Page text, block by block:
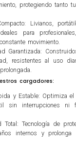
protegiendo tanto
Livianos,
para
movimiento.
Garantizada:
resistentes al uso
cargadores:
y Estable: Optimiza
sin interrupciones ni
Total: Tecnología de
internos y